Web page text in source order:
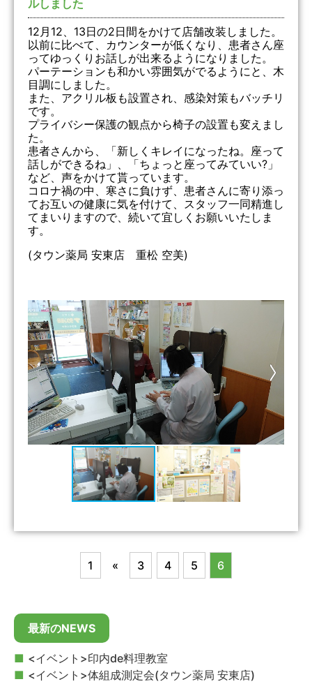
ルしました
12月12、13日の2日間をかけて店舗改装しました。
以前に比べて、カウンターが低くなり、患者さん座
ってゆっくりお話しが出来るようになりました。
パーテーションも和かい雰囲気がでるようにと、木
目調にしました。
また、アクリル板も設置され、感染対策もバッチリ
です。
プライバシー保護の観点から椅子の設置も変えまし
た。
患者さんから、「新しくキレイになったね。座って
話しができるね」、「ちょっと座ってみていい?」
など、声をかけて貰っています。
コロナ禍の中、寒さに負けず、患者さんに寄り添っ
てお互いの健康に気を付けて、スタッフ一同精進し
てまいりますので、続いて宜しくお願いいたしま
す。
(タウン薬局 安東店 重松 空美)
1 « 3 4 5 6
最新のNEWS
<イベント>印内de料理教室
<イベント>体組成測定会(タウン薬局 安東店)